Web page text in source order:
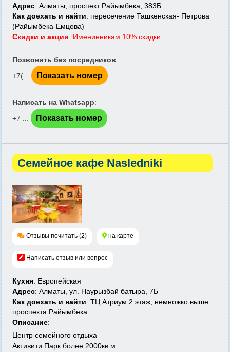
Адрес: Алматы, проспект Райымбека, 383Б
Как доехать и найти: пересечение Ташкенская- Петрова
(Райымбека-Емцова)
Скидки и акции: Именинникам 10% скидки
Позвонить без посредников:
+7(...
Показать номер
Написать на Whatsapp:
+7 ...
Показать номер
Семейное кафе Nasledniki
Отзывы почитать (2) на карте
Написать отзыв или вопрос
Кухня: Европейская
Адрес: Алматы, ул. Наурызбай батыра, 7Б
Как доехать и найти: ТЦ Атриум 2 этаж, немножко выше
проспекта Райымбека
Описание:
Центр семейного отдыха
Активити Парк более 2000кв.м